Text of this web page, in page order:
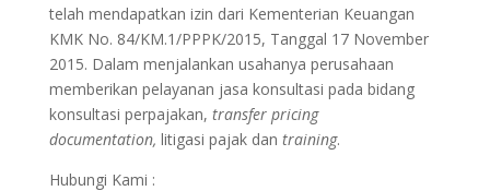
telah mendapatkan izin dari Kementerian Keuangan
KMK No. 84/KM.1/PPPK/2015, Tanggal 17 November
2015. Dalam menjalankan usahanya perusahaan
memberikan pelayanan jasa konsultasi pada bidang
konsultasi perpajakan, transfer pricing
documentation, litigasi pajak dan training.
Hubungi Kami :